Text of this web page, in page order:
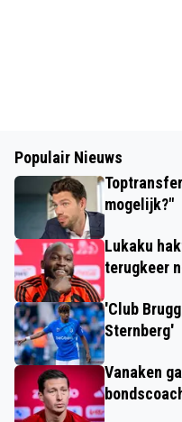
Populair Nieuws
mogelijk?"
Lukaku
terugkeer
'Club
Sternberg'
Vanaken